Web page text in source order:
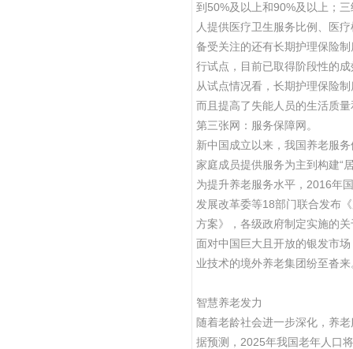
到50%及以上和90%及以上；
人提供医疗卫生服务比例、医
备受关注的还有长期护理保险
行试点，目前已取得阶段性的成
从试点情况看，长期护理保险
而且提高了失能人员的生活质
第三张网：服务保障网。
新中国成立以来，我国养老服
家庭成员提供服务为主到构建“
为提升养老服务水平，2016年
发展改革委等18部门联合发布
方案》，各级政府制定实施的
面对中国巨大且开放的银发市
业技术的境外养老集团纷至沓来
智慧养老发力
随着老龄社会进一步深化，养
据预测，2025年我国老年人口